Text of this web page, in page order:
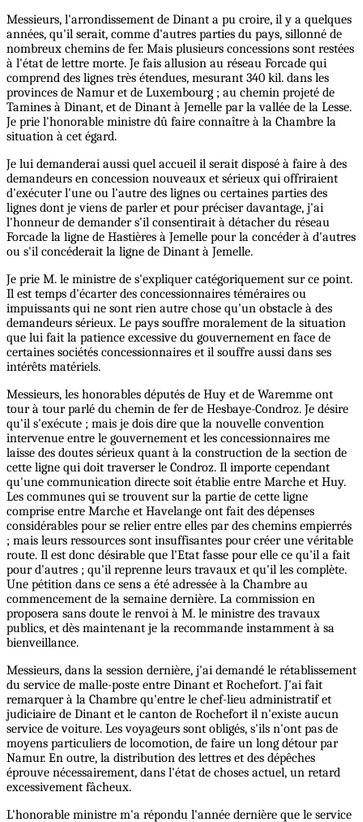
Messieurs, l'arrondissement de Dinant a pu croire, il y a quelques
années, qu'il serait, comme d'autres parties du pays, sillonné de
nombreux chemins de fer. Mais plusieurs concessions sont restées
à l'état de lettre morte. Je fais allusion au réseau Forcade qui
comprend des lignes très étendues, mesurant 340 kil. dans les
provinces de Namur et de Luxembourg ; au chemin projeté de
Tamines à Dinant, et de Dinant à Jemelle par la vallée de la Lesse.
Je prie l'honorable ministre dû faire connaître à la Chambre la
situation à cet égard.
Je lui demanderai aussi quel accueil il serait disposé à faire à des
demandeurs en concession nouveaux et sérieux qui offriraient
d'exécuter l'une ou l'autre des lignes ou certaines parties des
lignes dont je viens de parler et pour préciser davantage, j'ai
l'honneur de demander s'il consentirait à détacher du réseau
Forcade la ligne de Hastières à Jemelle pour la concéder à d'autres
ou s'il concéderait la ligne de Dinant à Jemelle.
Je prie M. le ministre de s'expliquer catégoriquement sur ce point.
Il est temps d'écarter des concessionnaires téméraires ou
impuissants qui ne sont rien autre chose qu'un obstacle à des
demandeurs sérieux. Le pays souffre moralement de la situation
que lui fait la patience excessive du gouvernement en face de
certaines sociétés concessionnaires et il souffre aussi dans ses
intérêts matériels.
Messieurs, les honorables députés de Huy et de Waremme ont
tour à tour parlé du chemin de fer de Hesbaye-Condroz. Je désire
qu'il s'exécute ; mais je dois dire que la nouvelle convention
intervenue entre le gouvernement et les concessionnaires me
laisse des doutes sérieux quant à la construction de la section de
cette ligne qui doit traverser le Condroz. Il importe cependant
qu'une communication directe soit établie entre Marche et Huy.
Les communes qui se trouvent sur la partie de cette ligne
comprise entre Marche et Havelange ont fait des dépenses
considérables pour se relier entre elles par des chemins empierrés
; mais leurs ressources sont insuffisantes pour créer une véritable
route. Il est donc désirable que l'Etat fasse pour elle ce qu'il a fait
pour d'autres ; qu'il reprenne leurs travaux et qu'il les complète.
Une pétition dans ce sens a été adressée à la Chambre au
commencement de la semaine dernière. La commission en
proposera sans doute le renvoi à M. le ministre des travaux
publics, et dès maintenant je la recommande instamment à sa
bienveillance.
Messieurs, dans la session dernière, j'ai demandé le rétablissement
du service de malle-poste entre Dinant et Rochefort. J'ai fait
remarquer à la Chambre qu'entre le chef-lieu administratif et
judiciaire de Dinant et le canton de Rochefort il n'existe aucun
service de voiture. Les voyageurs sont obligés, s'ils n'ont pas de
moyens particuliers de locomotion, de faire un long détour par
Namur. En outre, la distribution des lettres et des dépêches
éprouve nécessairement, dans l'état de choses actuel, un retard
excessivement fâcheux.
L'honorable ministre m'a répondu l'année dernière que le service